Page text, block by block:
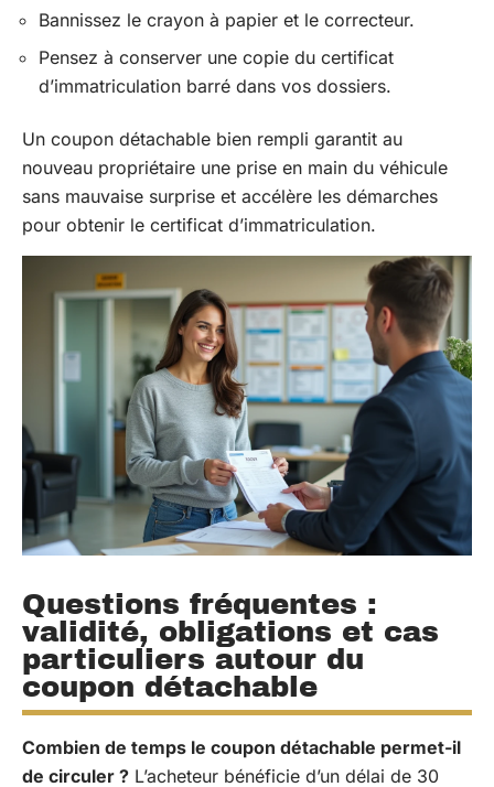
Bannissez le crayon à papier et le correcteur.
Pensez à conserver une copie du certificat
d’immatriculation barré dans vos dossiers.
Un coupon détachable bien rempli garantit au
nouveau propriétaire une prise en main du véhicule
sans mauvaise surprise et accélère les démarches
pour obtenir le certificat d’immatriculation.
Questions fréquentes :
validité, obligations et cas
particuliers autour du
coupon détachable
Combien de temps le coupon détachable permet-il
de circuler ? L’acheteur bénéficie d’un délai de 30